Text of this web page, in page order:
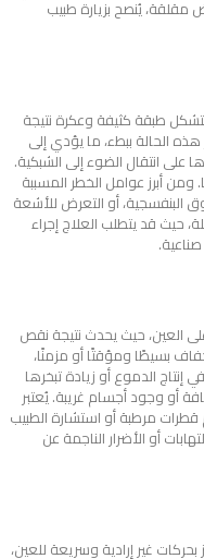
مقلقة، يُنصح بزيارة طبيب
طبقة كثيفة وعكرة نتيجة
الحالة ببطء، ما يؤدي إلى
انتقال الضوء إلى الشبكية.
ومن أبرز عوامل الخطر المسببة
البنفسجية، أو التعرض للأشعة
حيث قد يتطلب العلاج إجراء
العين، حيث يحدث نتيجة نقص
بسيطًا ومؤقتًا أو مزمنًا،
إنتاج الدموع أو زيادة تبخرها
أو وجود أجسام غريبة. يُعتبر
مرطبة أو استشارة الطبيب
أو الأضرار الناجمة عن
بحركات غير إرادية وسريعة للعين،